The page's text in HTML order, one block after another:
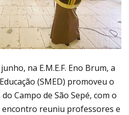
na E.M.E.F. Eno Brum, a
(SMED) promoveu o
Campo de São Sepé, com o
encontro reuniu professores e